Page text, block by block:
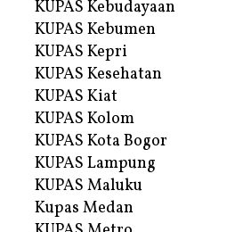
KUPAS Kebudayaan
KUPAS Kebumen
KUPAS Kepri
KUPAS Kesehatan
KUPAS Kiat
KUPAS Kolom
KUPAS Kota Bogor
KUPAS Lampung
KUPAS Maluku
Kupas Medan